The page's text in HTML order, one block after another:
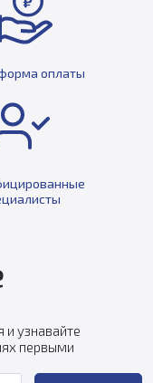
оплаты
узнавайте
первыми